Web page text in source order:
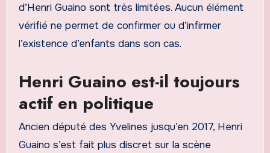
d’Henri Guaino sont très limitées. Aucun élément
vérifié ne permet de confirmer ou d’infirmer
l’existence d’enfants dans son cas.
Henri Guaino est-il toujours
actif en politique
Ancien député des Yvelines jusqu’en 2017, Henri
Guaino s’est fait plus discret sur la scène